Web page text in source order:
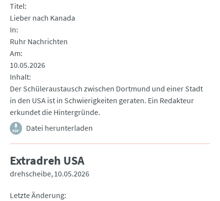
Titel
Lieber nach Kanada
In
Ruhr Nachrichten
Am
10.05.2026
Inhalt
Der Schüleraustausch zwischen Dortmund und einer Stadt
in den USA ist in Schwierigkeiten geraten. Ein Redakteur
erkundet die Hintergründe.
Datei herunterladen
Extradreh USA
drehscheibe 10.05.2026
Letzte Änderung